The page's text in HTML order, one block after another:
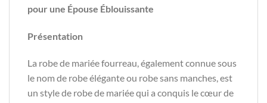
pour une Épouse Éblouissante
Présentation
La robe de mariée fourreau, également connue sous
le nom de robe élégante ou robe sans manches, est
un style de robe de mariée qui a conquis le cœur de